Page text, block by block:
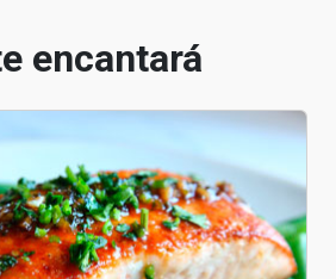
encantará